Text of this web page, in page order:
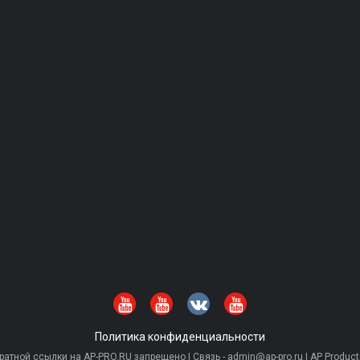
Политика конфиденциальности
ссылки на AP-PRO.RU запрещено | Связь - admin@ap-pro.ru | AP